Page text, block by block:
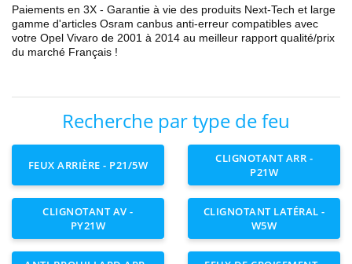
Paiements en 3X - Garantie à vie des produits Next-Tech et large
gamme d'articles Osram canbus anti-erreur compatibles avec
votre Opel Vivaro de 2001 à 2014 au meilleur rapport qualité/prix
du marché Français !
Recherche par type de feu
FEUX ARRIÈRE - P21/5W
CLIGNOTANT ARR -
P21W
CLIGNOTANT AV -
PY21W
CLIGNOTANT LATÉRAL -
W5W